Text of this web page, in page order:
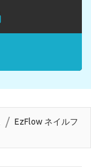
EzFlow ネイルフ